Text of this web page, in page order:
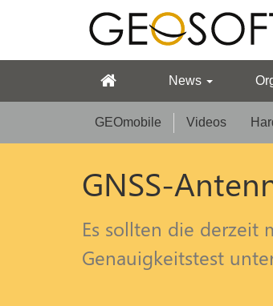
News
GEOmobile Videos
GNSS-
Es sollten die derzeit
Genauigkeitstest